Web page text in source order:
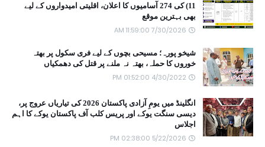
11) کی 274 آسامیوں کا اعلان، اقلیتی امیدواروں کے لیے
بھی بہترین موقع
7/30/2026 11:59:00 AM
شیخو پورہ؛ مسیحی بچوں کے لیے فری سکول پر بھتہ
خوروں کا حملہ، بھتہ نہ ملنے پر قتل کی دھمکیاں
4/30/2022 01:52:00 PM
انگلینڈ میں یومِ آزادی پاکستان 2026 کی تیاریاں عروج پر،
دیسی سنگت یوکے اور پریس کلب آف پاکستان یوکے کا اہم
اجلاس
5/22/2026 02:38:00 PM